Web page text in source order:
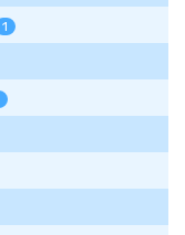
1